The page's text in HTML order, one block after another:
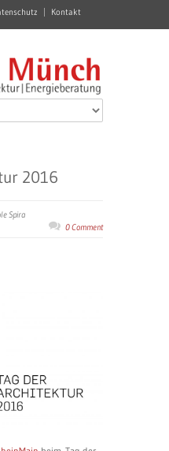
Kontakt
2016
Spira
0 Comment